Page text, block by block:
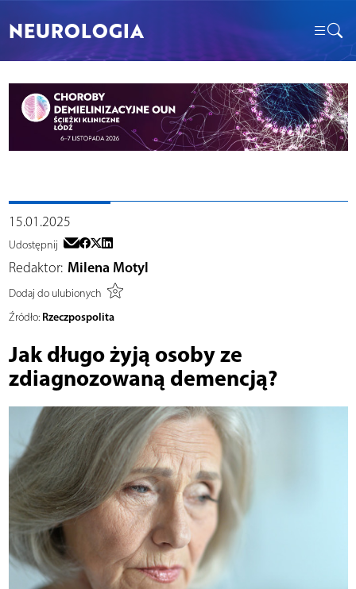
NEUROLOGIA
15.01.2025
Udostępnij
Redaktor: Milena Motyl
Dodaj do ulubionych
Źródło: Rzeczpospolita
Jak długo żyją osoby ze
zdiagnozowaną demencją?